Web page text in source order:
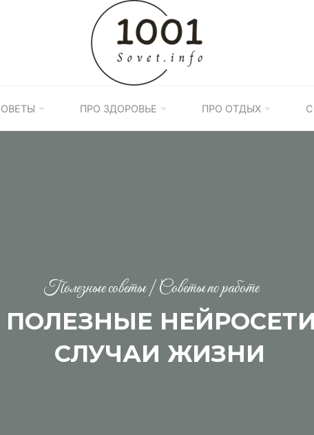
1001
ПОЛЕЗНЫХ
ПРО ЗДОРОВЬЕ ПРО ОТДЫХ
Полезные советы|Советы по работе
СЛУЧАИ ЖИЗНИ